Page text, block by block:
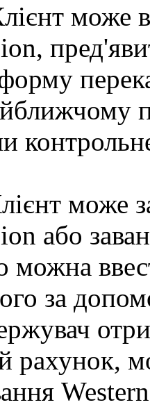
може
може
або
можна
за
рахунок,